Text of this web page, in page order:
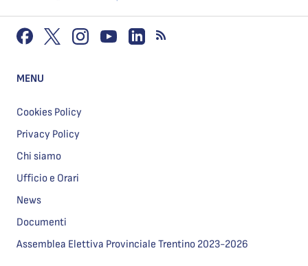
MENU
Cookies Policy
Privacy Policy
Chi siamo
Ufficio e Orari
News
Documenti
Assemblea Elettiva Provinciale Trentino 2023-2026